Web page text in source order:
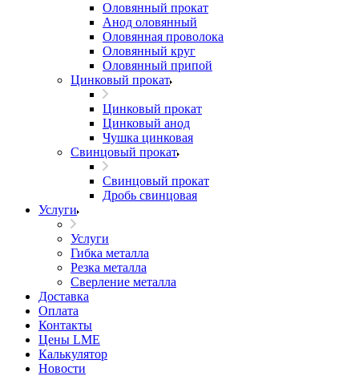
Оловянный прокат
Анод оловянный
Оловянная проволока
Оловянный круг
Оловянный припой
Цинковый прокат
Цинковый прокат
Цинковый анод
Чушка цинковая
Свинцовый прокат
Свинцовый прокат
Дробь свинцовая
Услуги
Услуги
Гибка металла
Резка металла
Сверление металла
Доставка
Оплата
Контакты
Цены LME
Калькулятор
Новости